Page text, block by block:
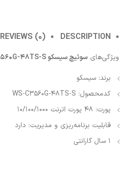
DESCRIPTION
REVIEWS (0)
ویژگی‌های سوئیچ سیسکو WS-C3560G-48TS-S
برند: سیسکو
کدمحصول: WS-C3560G-48TS-S
پورت: 48 پورت اترنت 10/100/1000
قابلیت برنامه‌ریزی و مدیریت: دارد
1 سال گارانتی